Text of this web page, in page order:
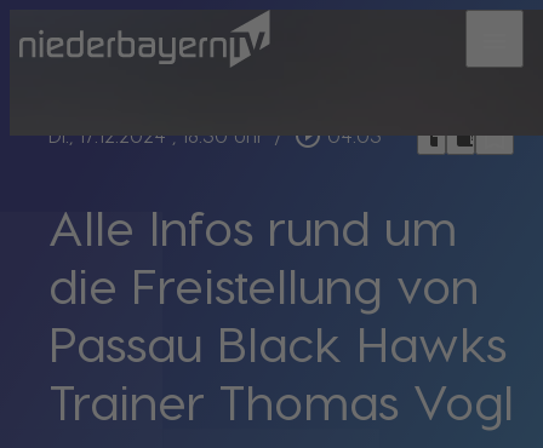
Di., 17.12.2024 , 18:30 Uhr / play_circle_outline 04:03 headphoneschrome_reader_modebookmark_border
Alle Infos rund um
die Freistellung von
Passau Black Hawks
Trainer Thomas Vogl